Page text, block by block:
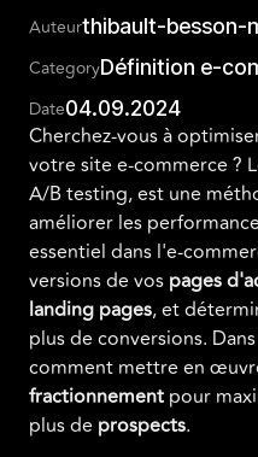
Auteurthibault-besson-
CategoryDéfinition e-
Date04.09.2024
Cherchez-vous à
votre site e-commerce ?
A/B testing, est une
améliorer les
essentiel dans l'e-
versions de vos pages
landing pages, et
plus de conversions.
comment mettre en
fractionnement pour
plus de prospects.